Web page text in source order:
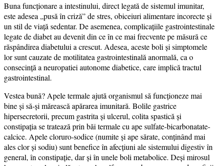
Buna funcționare a intestinului, direct legată de sistemul imunitar,
este adesea „pusă în criză” de stres, obiceiuri alimentare incorecte și
un stil de viață sedentar. De asemenea, complicațiile gastrointestinale
legate de diabet au devenit din ce în ce mai frecvente pe măsură ce
răspândirea diabetului a crescut. Adesea, aceste boli și simptomele
lor sunt cauzate de motilitatea gastrointestinală anormală, ca o
consecință a neuropatiei autonome diabetice, care implică tractul
gastrointestinal.
Vestea bună? Apele termale ajută organismul să funcționeze mai
bine și să-și mărească apărarea imunitară. Bolile gastrice
hipersecretorii, precum gastrita și ulcerul, colita spastică și
constipația se tratează prin băi termale cu ape sulfate-bicarbonatate-
calcice. Apele cloruro-sodice (numite și ape sărate, conținând mai
ales clor și sodiu) sunt benefice în afecțiuni ale sistemului digestiv în
general, în constipație, dar și în unele boli metabolice. Deși mirosul